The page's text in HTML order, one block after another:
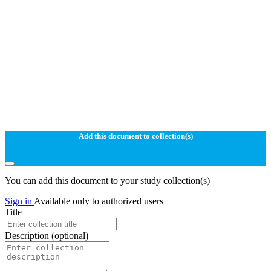
Add this document to collection(s)
You can add this document to your study collection(s)
Sign in Available only to authorized users
Title
Description (optional)